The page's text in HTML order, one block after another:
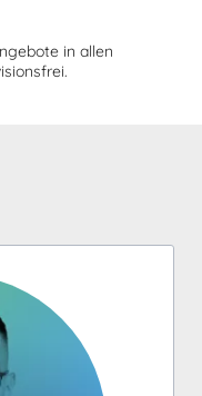
in allen